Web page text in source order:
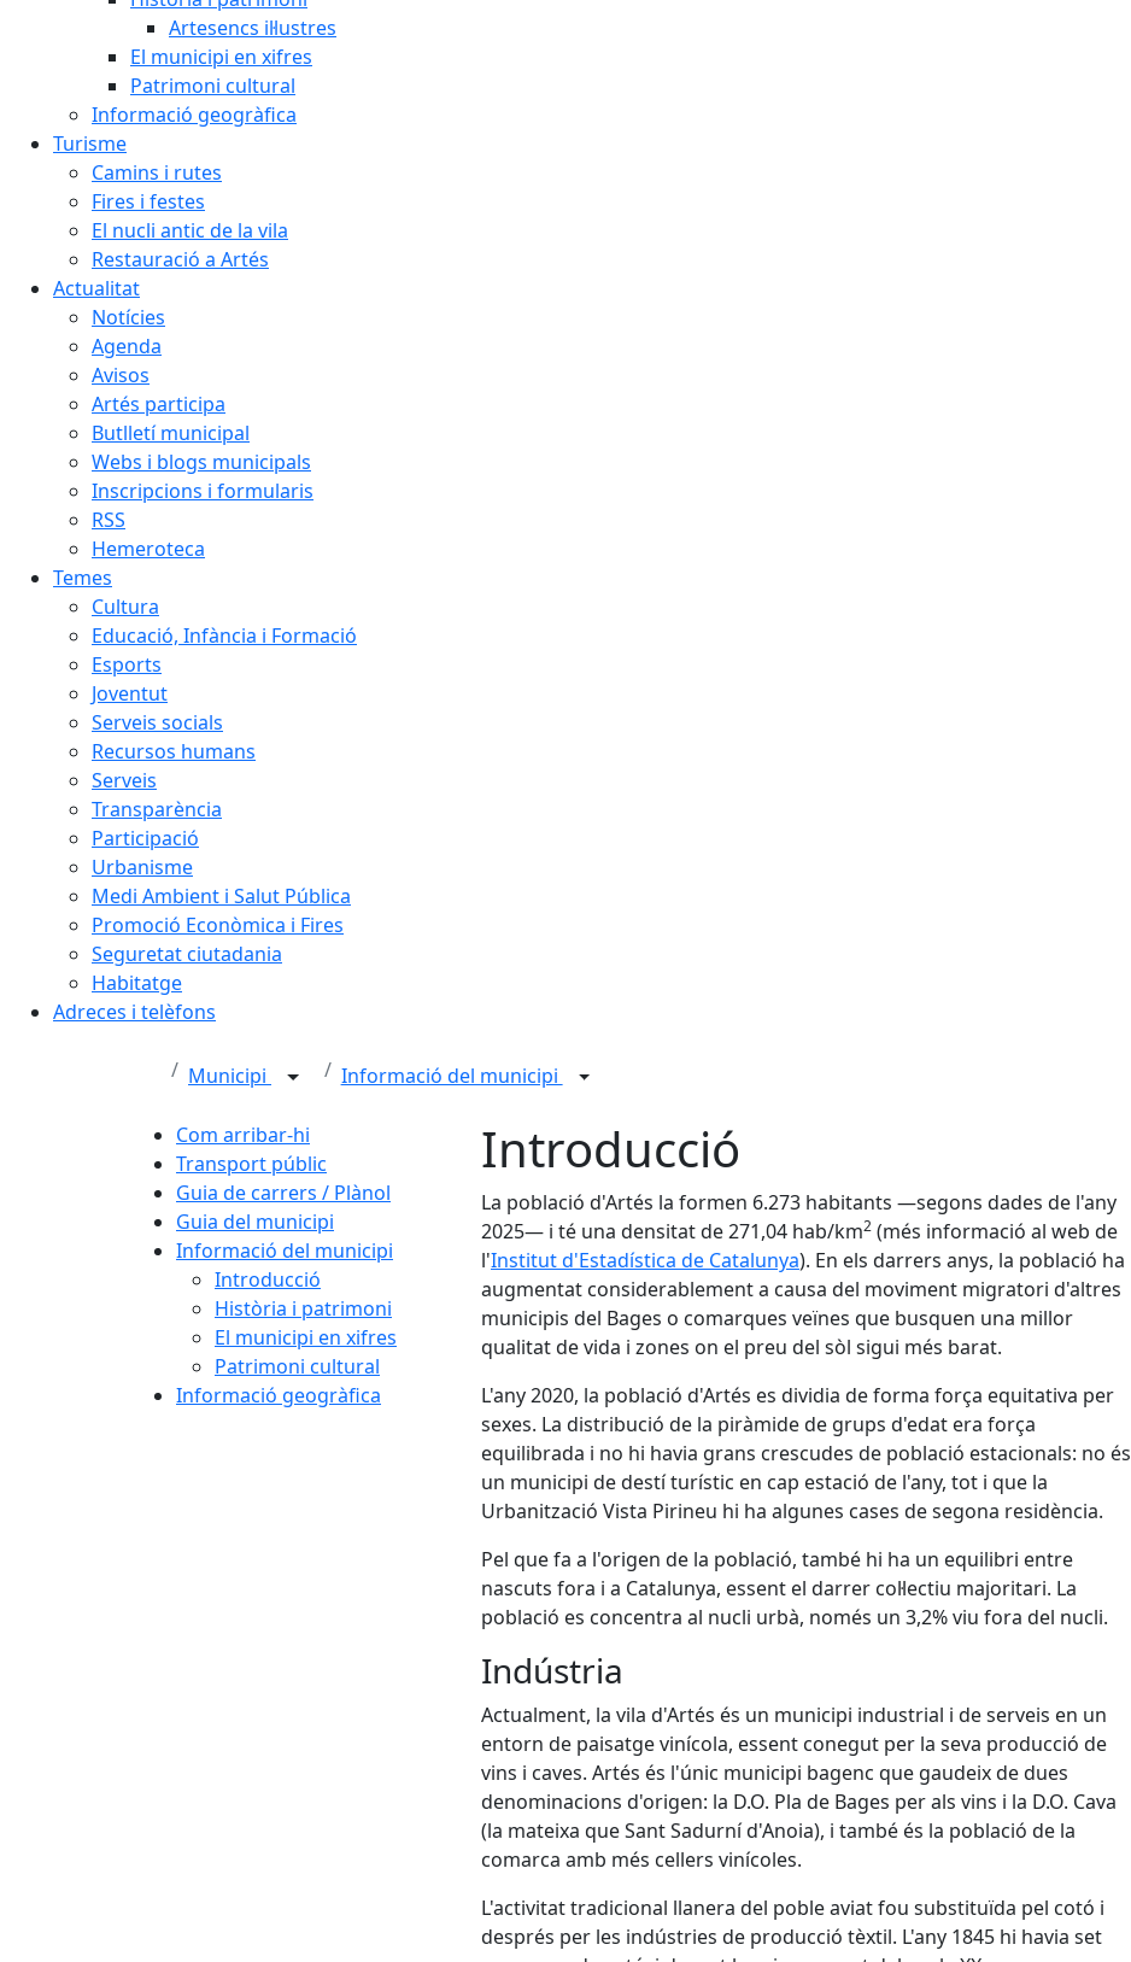
Artesencs il·lustres
El municipi en xifres
Patrimoni cultural
Informació geogràfica
Turisme
Camins i rutes
Fires i festes
El nucli antic de la vila
Restauració a Artés
Actualitat
Notícies
Agenda
Avisos
Artés participa
Butlletí municipal
Webs i blogs municipals
Inscripcions i formularis
RSS
Hemeroteca
Temes
Cultura
Educació, Infància i Formació
Esports
Joventut
Serveis socials
Recursos humans
Serveis
Transparència
Participació
Urbanisme
Medi Ambient i Salut Pública
Promoció Econòmica i Fires
Seguretat ciutadania
Habitatge
Adreces i telèfons
Municipi Informació del municipi
Com arribar-hi
Transport públic
Guia de carrers / Plànol
Guia del municipi
Informació del municipi
Introducció
Història i patrimoni
El municipi en xifres
Patrimoni cultural
Informació geogràfica
Introducció
La població d'Artés la formen 6.273 habitants —segons dades de l'any
2025— i té una densitat de 271,04 hab/km2 (més informació al web de
l'Institut d'Estadística de Catalunya). En els darrers anys, la població ha
augmentat considerablement a causa del moviment migratori d'altres
municipis del Bages o comarques veïnes que busquen una millor
qualitat de vida i zones on el preu del sòl sigui més barat.
L'any 2020, la població d'Artés es dividia de forma força equitativa per
sexes. La distribució de la piràmide de grups d'edat era força
equilibrada i no hi havia grans crescudes de població estacionals: no és
un municipi de destí turístic en cap estació de l'any, tot i que la
Urbanització Vista Pirineu hi ha algunes cases de segona residència.
Pel que fa a l'origen de la població, també hi ha un equilibri entre
nascuts fora i a Catalunya, essent el darrer col·lectiu majoritari. La
població es concentra al nucli urbà, només un 3,2% viu fora del nucli.
Indústria
Actualment, la vila d'Artés és un municipi industrial i de serveis en un
entorn de paisatge vinícola, essent conegut per la seva producció de
vins i caves. Artés és l'únic municipi bagenc que gaudeix de dues
denominacions d'origen: la D.O. Pla de Bages per als vins i la D.O. Cava
(la mateixa que Sant Sadurní d'Anoia), i també és la població de la
comarca amb més cellers vinícoles.
L'activitat tradicional llanera del poble aviat fou substituïda pel cotó i
després per les indústries de producció tèxtil. L'any 1845 hi havia set